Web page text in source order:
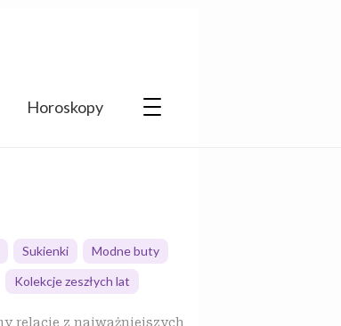
Horoskopy
Sukienki
Modne buty
Kolekcje zeszłych lat